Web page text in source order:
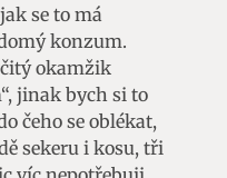
se to má
konzum.
okamžik
jinak bych si to
čeho se oblékat,
sekeru i kosu, tři